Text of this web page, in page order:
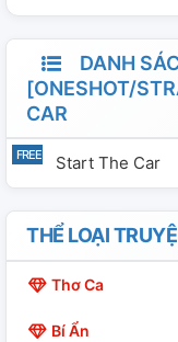
DANH
[ONESHOT/
CAR
Start The Car
THỂ LOẠI
Thơ Ca
Bí Ẩn